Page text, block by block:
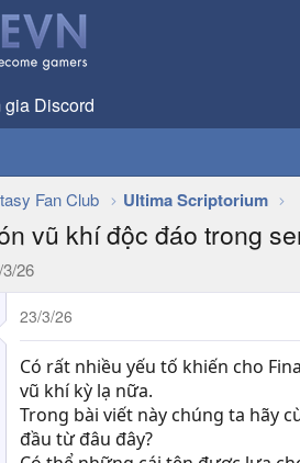
gia Discord
Fan Club Ultima Scriptorium
vũ khí độc đáo trong
26
23/3/26
Có rất nhiều yếu tố khiến cho
vũ khí kỳ lạ nữa.
Trong bài viết này chúng ta hãy
đầu từ đâu đây?